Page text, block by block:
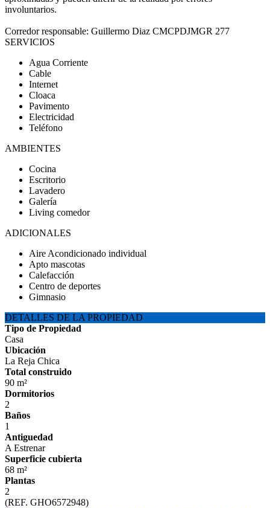
involuntarios.
Corredor responsable: Guillermo Diaz CMCPDJMGR 277
SERVICIOS
Agua Corriente
Cable
Internet
Cloaca
Pavimento
Electricidad
Teléfono
AMBIENTES
Cocina
Escritorio
Lavadero
Galería
Living comedor
ADICIONALES
Aire Acondicionado individual
Apto mascotas
Calefacción
Centro de deportes
Gimnasio
DETALLES DE LA PROPIEDAD
Tipo de Propiedad
Casa
Ubicación
La Reja Chica
Total construido
90 m²
Dormitorios
2
Baños
1
Antiguedad
A Estrenar
Superficie cubierta
68 m²
Plantas
2
(REF. GHO6572948)